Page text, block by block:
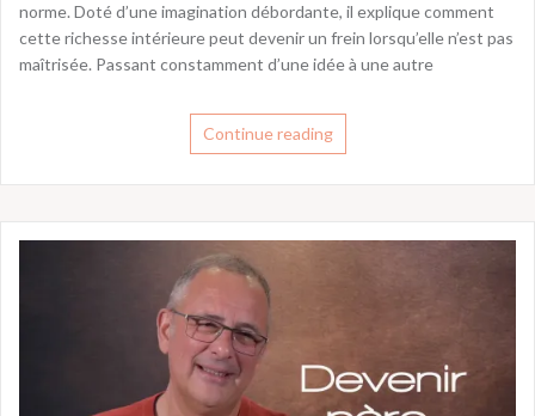
norme. Doté d’une imagination débordante, il explique comment
cette richesse intérieure peut devenir un frein lorsqu’elle n’est pas
maîtrisée. Passant constamment d’une idée à une autre
Continue reading